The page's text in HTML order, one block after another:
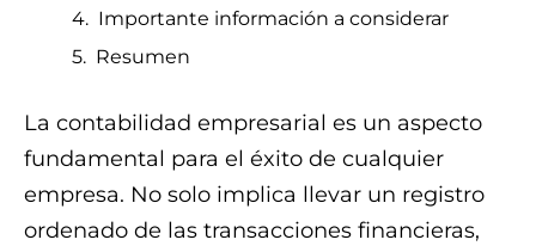
Importante información a considerar
Resumen
La contabilidad empresarial es un aspecto
fundamental para el éxito de cualquier
empresa. No solo implica llevar un registro
ordenado de las transacciones financieras,